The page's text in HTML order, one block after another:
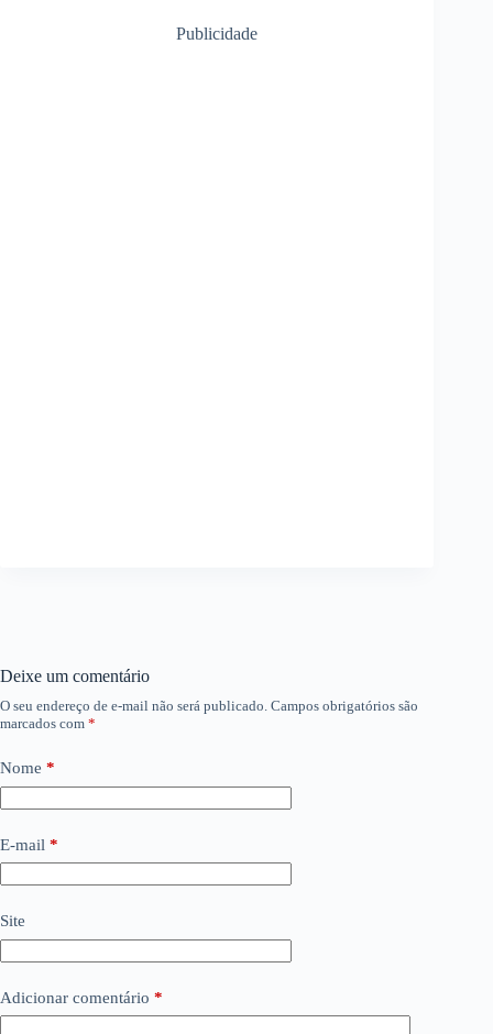
Publicidade
Deixe um comentário
O seu endereço de e-mail não será publicado. Campos obrigatórios são
marcados com *
Nome *
E-mail *
Site
Adicionar comentário *